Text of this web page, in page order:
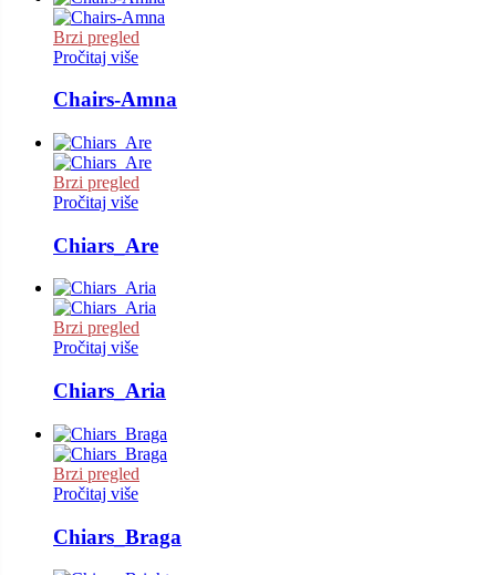
Brzi pregled
Pročitaj više
Chairs-Amna
Brzi pregled
Pročitaj više
Chiars_Are
Brzi pregled
Pročitaj više
Chiars_Aria
Brzi pregled
Pročitaj više
Chiars_Braga